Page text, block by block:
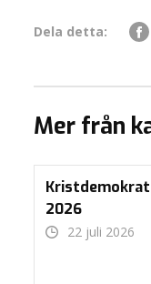
Dela detta:
Mer från
2026
22 juli 2026